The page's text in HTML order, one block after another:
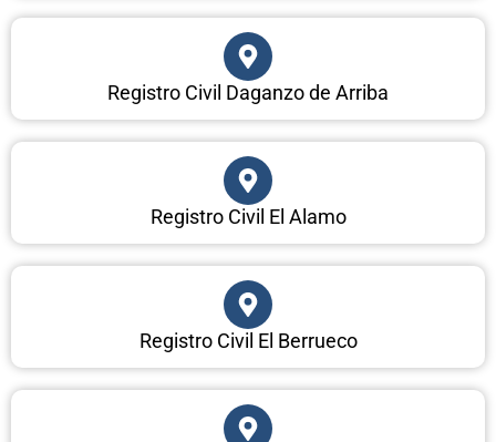
Registro Civil Daganzo de Arriba
Registro Civil El Alamo
Registro Civil El Berrueco